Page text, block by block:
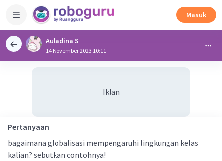
Masuk
Auladina S
14 November 2023 10:11
Iklan
Pertanyaan
bagaimana globalisasi mempengaruhi lingkungan kelas
kalian? sebutkan contohnya!